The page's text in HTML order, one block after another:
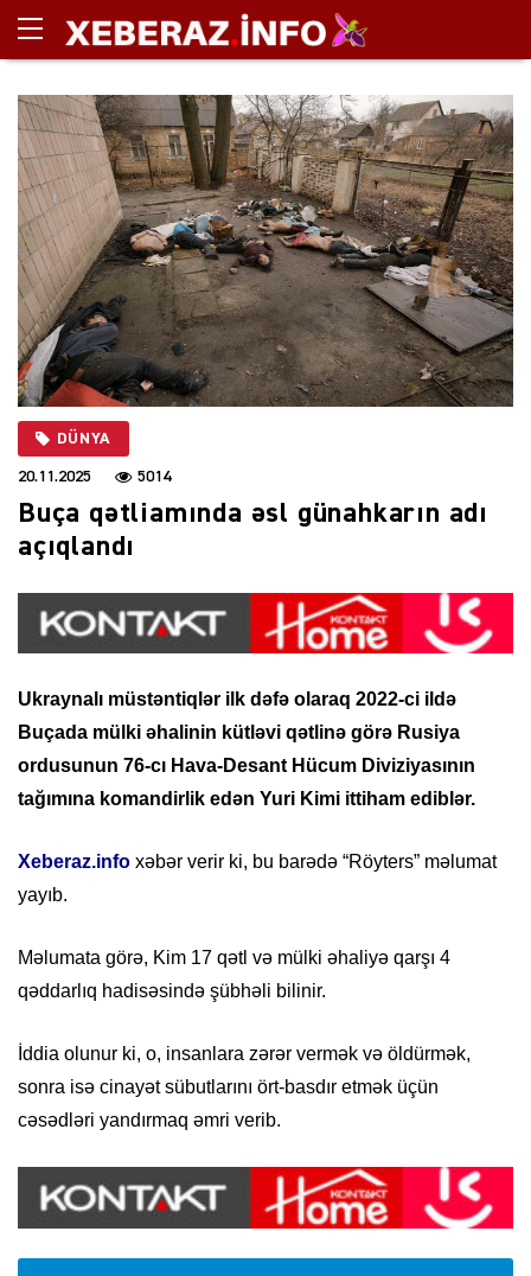
DÜNYA
20.11.2025 5014
Buça qətliamında əsl günahkarın adı
açıqlandı
Ukraynalı müstəntiqlər ilk dəfə olaraq 2022-ci ildə
Buçada mülki əhalinin kütləvi qətlinə görə Rusiya
ordusunun 76-cı Hava-Desant Hücum Diviziyasının
tağımına komandirlik edən Yuri Kimi ittiham ediblər.
Xeberaz.info xəbər verir ki, bu barədə “Röyters” məlumat
yayıb.
Məlumata görə, Kim 17 qətl və mülki əhaliyə qarşı 4
qəddarlıq hadisəsində şübhəli bilinir.
İddia olunur ki, o, insanlara zərər vermək və öldürmək,
sonra isə cinayət sübutlarını ört-basdır etmək üçün
cəsədləri yandırmaq əmri verib.